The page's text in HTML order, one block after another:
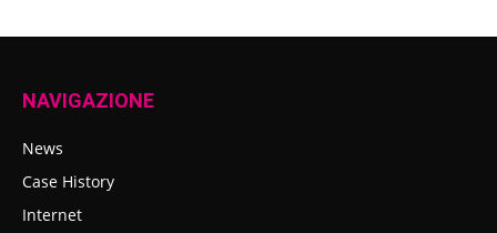
NAVIGAZIONE
News
Case History
Internet